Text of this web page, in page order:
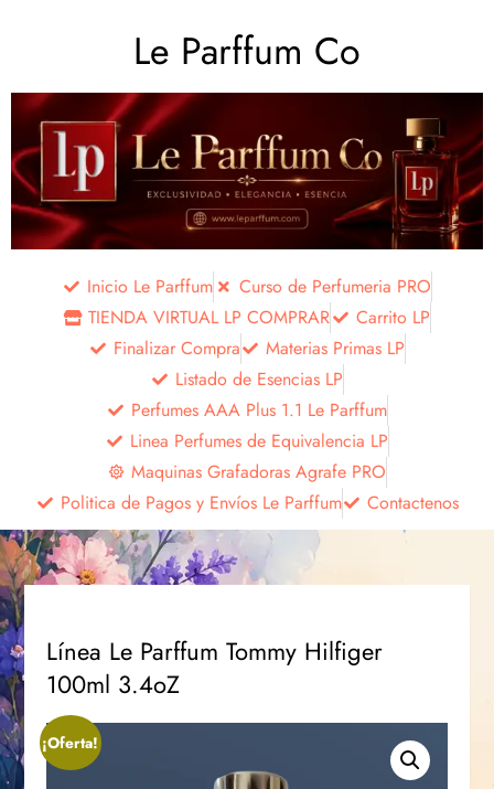
Le Parffum Co
Inicio Le Parffum
Curso de Perfumeria PRO
TIENDA VIRTUAL LP COMPRAR
Carrito LP
Finalizar Compra
Materias Primas LP
Listado de Esencias LP
Perfumes AAA Plus 1.1 Le Parffum
Linea Perfumes de Equivalencia LP
Maquinas Grafadoras Agrafe PRO
Politica de Pagos y Envíos Le Parffum
Contactenos
Línea Le Parffum Tommy Hilfiger
100ml 3.4oZ
¡Oferta!